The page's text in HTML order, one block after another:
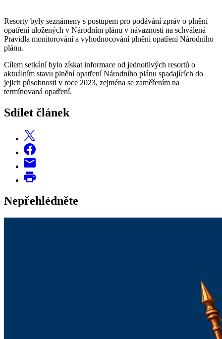
Resorty byly seznámeny s postupem pro podávání zpráv o plnění
opatření uložených v Národním plánu v návaznosti na schválená
Pravidla monitorování a vyhodnocování plnění opatření Národního
plánu.
Cílem setkání bylo získat informace od jednotlivých resortů o
aktuálním stavu plnění opatření Národního plánu spadajících do
jejich působnosti v roce 2023, zejména se zaměřením na
termínovaná opatření.
Sdílet článek
Nepřehlédněte